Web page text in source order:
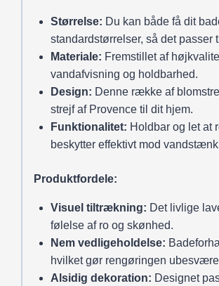
Størrelse: Du kan både få dit
standardstørrelser, så det
Materiale: Fremstillet af
vandafvisning og holdbarhed.
Design: Denne række af
strejf af Provence til dit hjem.
Funktionalitet: Holdbar og let at
beskytter effektivt mod
Produktfordele:
Visuel tiltrækning: Det livlige
følelse af ro og skønhed.
Nem vedligeholdelse:
hvilket gør rengøringen
Alsidig dekoration: Designet